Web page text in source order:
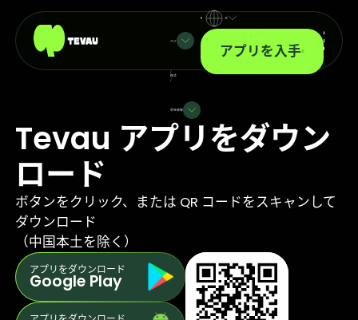
ペイ
/
株式
/
会社情報
JP
アプリを入手
Tevau アプリをダウン
ロード
ボタンをクリック、または QR コードをスキャンして
ダウンロード
（中国本土を除く）
アプリをダウンロード
Google Play